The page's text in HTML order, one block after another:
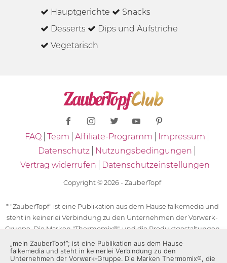
Hauptgerichte
Snacks
Desserts
Dips und Aufstriche
Vegetarisch
FAQ Team Affiliate-Programm
Impressum
Datenschutz
Nutzungsbedingungen
Vertrag widerrufen
Datenschutzeinstellungen
Copyright © 2026 - ZauberTopf
* "ZauberTopf" ist eine Publikation aus dem Hause falkemedia und
steht in keinerlei Verbindung zu den Unternehmen der Vorwerk-
Gruppe. Die Marken "Thermomix®" und die Produktgestaltungen
des "Thermomix®" sind eingetragene Marken der Unternehmen
der Vorwerk-Gruppe. Die Marken Thermomix®, die Zeichen TM5®,
„mein ZauberTopf”; ist eine Publikation aus dem Hause
falkemedia und steht in keinerlei Verbindung zu den
Unternehmen der Vorwerk-Gruppe. Die Marken Thermomix®, die